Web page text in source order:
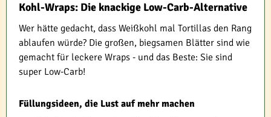
Kohl-Wraps: Die knackige Low-Carb-Alternative
Wer hätte gedacht, dass Weißkohl mal Tortillas den Rang
ablaufen würde? Die großen, biegsamen Blätter sind wie
gemacht für leckere Wraps - und das Beste: Sie sind
super Low-Carb!
Füllungsideen, die Lust auf mehr machen